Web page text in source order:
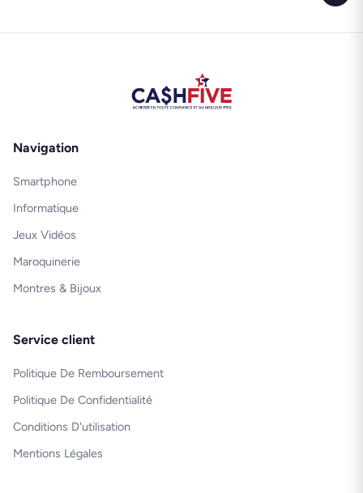
Navigation
Smartphone
Informatique
Jeux Vidéos
Maroquinerie
Montres & Bijoux
Service client
Politique De Remboursement
Politique De Confidentialité
Conditions D'utilisation
Mentions Légales